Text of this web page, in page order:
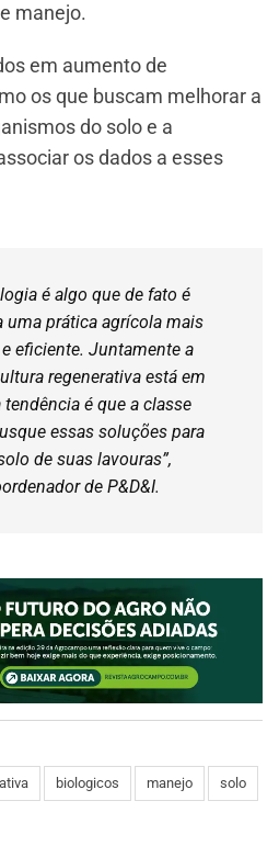
manejo.
em aumento de
os que buscam melhorar a
do solo e a
os dados a esses
é algo que de fato é
uma prática agrícola mais
eficiente. Juntamente a
regenerativa está em
tendência é que a classe
essas soluções para
de suas lavouras”,
de P&D&I.
biologicos manejo solo